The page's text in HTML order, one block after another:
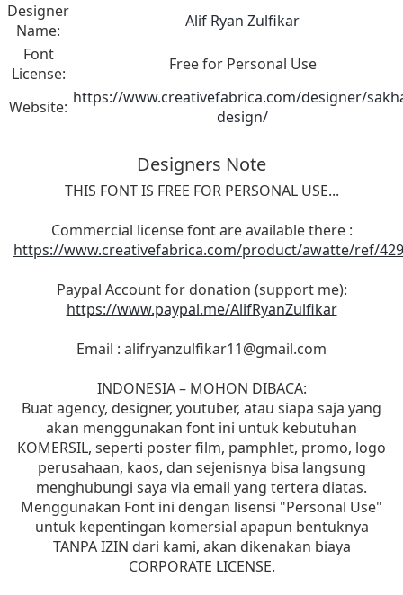
Designer
Name:
Alif Ryan Zulfikar
Font
License:
Free for Personal Use
Website: https://www.creativefabrica.com/designer/
design/
Designers Note
THIS FONT IS FREE FOR PERSONAL USE...
Commercial license font are available there :
https://www.creativefabrica.com/product/awatte/ref/
Paypal Account for donation (support me):
https://www.paypal.me/AlifRyanZulfikar
Email : alifryanzulfikar11@gmail.com
INDONESIA – MOHON DIBACA:
Buat agency, designer, youtuber, atau siapa saja yang
akan menggunakan font ini untuk kebutuhan
KOMERSIL, seperti poster film, pamphlet, promo, logo
perusahaan, kaos, dan sejenisnya bisa langsung
menghubungi saya via email yang tertera diatas.
Menggunakan Font ini dengan lisensi "Personal Use"
untuk kepentingan komersial apapun bentuknya
TANPA IZIN dari kami, akan dikenakan biaya
CORPORATE LICENSE.